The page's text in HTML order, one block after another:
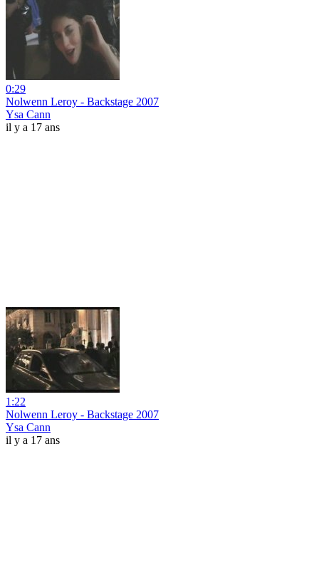
0:29
Nolwenn Leroy - Backstage 2007
Ysa Cann
il y a 17 ans
1:22
Nolwenn Leroy - Backstage 2007
Ysa Cann
il y a 17 ans